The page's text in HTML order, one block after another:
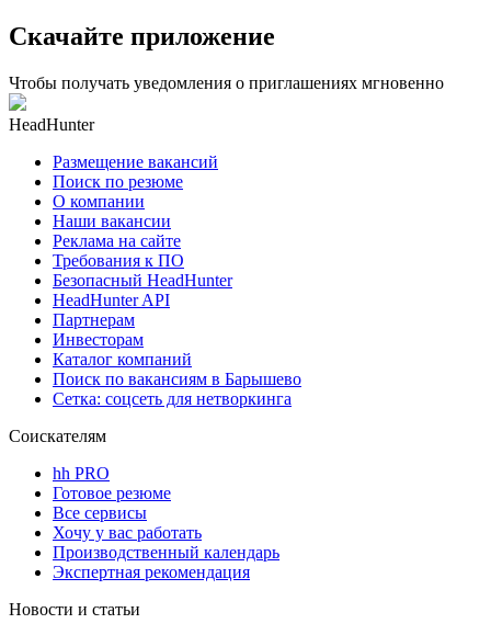
Скачайте приложение
Чтобы получать уведомления о приглашениях мгновенно
HeadHunter
Размещение вакансий
Поиск по резюме
О компании
Наши вакансии
Реклама на сайте
Требования к ПО
Безопасный HeadHunter
HeadHunter API
Партнерам
Инвесторам
Каталог компаний
Поиск по вакансиям в Барышево
Сетка: соцсеть для нетворкинга
Соискателям
hh PRO
Готовое резюме
Все сервисы
Хочу у вас работать
Производственный календарь
Экспертная рекомендация
Новости и статьи